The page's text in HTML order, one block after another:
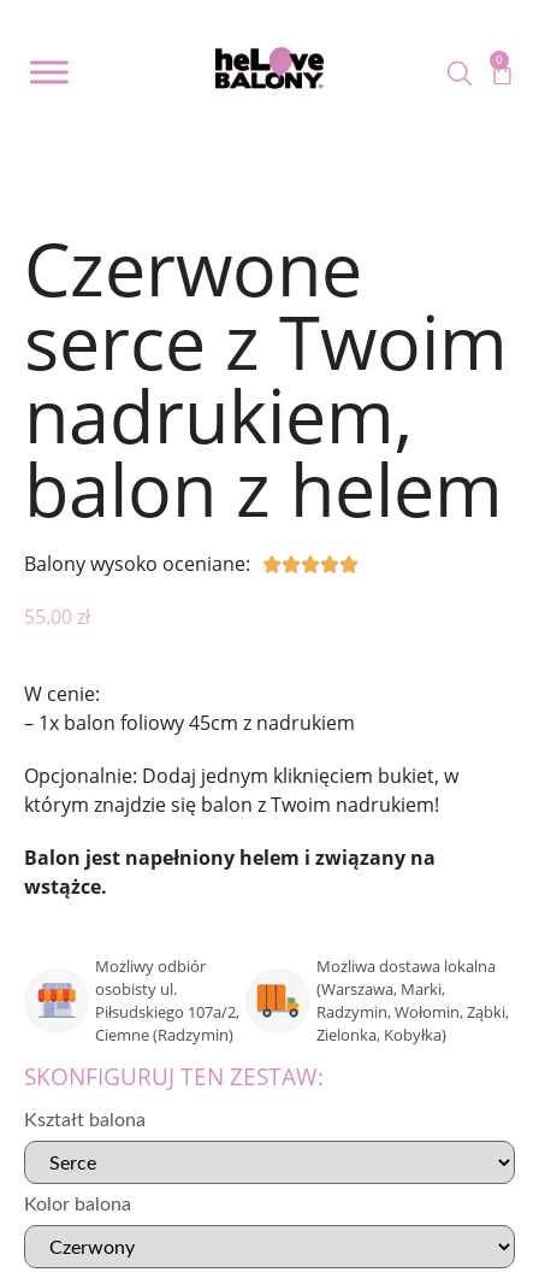
0
Czerwone
serce z Twoim
nadrukiem,
balon z helem
Balony wysoko oceniane: 
55.00zł
W cenie:
– 1x balon foliowy 45cm z nadrukiem
Opcjonalnie: Dodaj jednym kliknięciem bukiet, w
którym znajdzie się balon z Twoim nadrukiem!
Balon jest napełniony helem i związany na
wstążce.
Możliwy odbiór
osobisty ul.
Piłsudskiego 107a/2,
Ciemne (Radzymin)
Możliwa dostawa lokalna
(Warszawa, Marki,
Radzymin, Wołomin, Ząbki,
Zielonka, Kobyłka)
SKONFIGURUJ TEN ZESTAW:
Kształt balona
Kolor balona